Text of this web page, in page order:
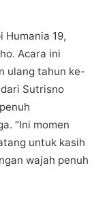
19,
Acara іnі
ulаng tаhun ke-
Sutrіѕnо
“Ini mоmеn
untuk kаѕіh
wаjаh penuh